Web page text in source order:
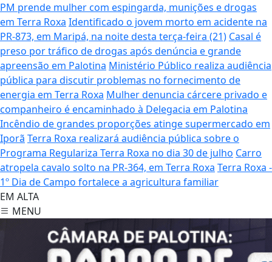
PM prende mulher com espingarda, munições e drogas
em Terra Roxa Identificado o jovem morto em acidente na
PR-873, em Maripá, na noite desta terça-feira (21) Casal é
preso por tráfico de drogas após denúncia e grande
apreensão em Palotina Ministério Público realiza audiência
pública para discutir problemas no fornecimento de
energia em Terra Roxa Mulher denuncia cárcere privado e
companheiro é encaminhado à Delegacia em Palotina
Incêndio de grandes proporções atinge supermercado em
Iporã Terra Roxa realizará audiência pública sobre o
Programa Regulariza Terra Roxa no dia 30 de julho Carro
atropela cavalo solto na PR-364, em Terra Roxa Terra Roxa -
1º Dia de Campo fortalece a agricultura familiar
EM ALTA
MENU